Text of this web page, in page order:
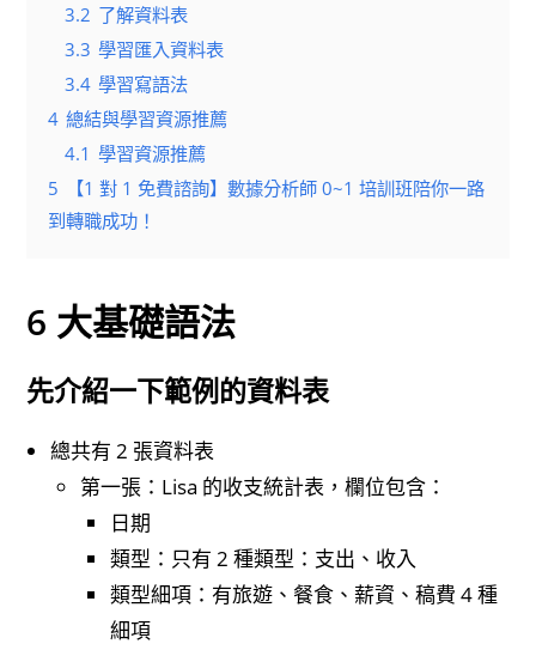
3.2 了解資料表
3.3 學習匯入資料表
3.4 學習寫語法
4 總結與學習資源推薦
4.1 學習資源推薦
5
【1 對 1 免費諮詢】數據分析師 0~1 培訓班陪你一路
到轉職成功！
6 大基礎語法
先介紹一下範例的資料表
總共有 2 張資料表
第一張：Lisa 的收支統計表，欄位包含：
日期
類型：只有 2 種類型：支出、收入
類型細項：有旅遊、餐食、薪資、稿費 4 種
細項